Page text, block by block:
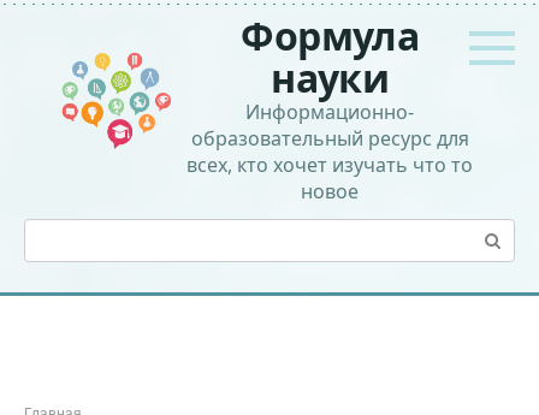
Перейти
контенту
Формула
науки
Информационно-
образовательный ресурс для
всех, кто хочет изучать что то
новое
Поиск: